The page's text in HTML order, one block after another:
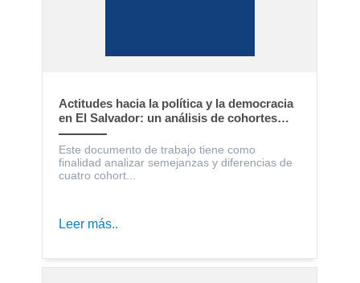
Actitudes hacia la política y la democracia
en El Salvador: un análisis de cohortes
generacionales
Este documento de trabajo tiene como
finalidad analizar semejanzas y diferencias de
cuatro cohort...
Leer más..